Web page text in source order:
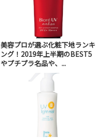
美容プロが選ぶ化粧下地ランキ
ング！2019年上半期のBEST5
やプチプラ名品や、...